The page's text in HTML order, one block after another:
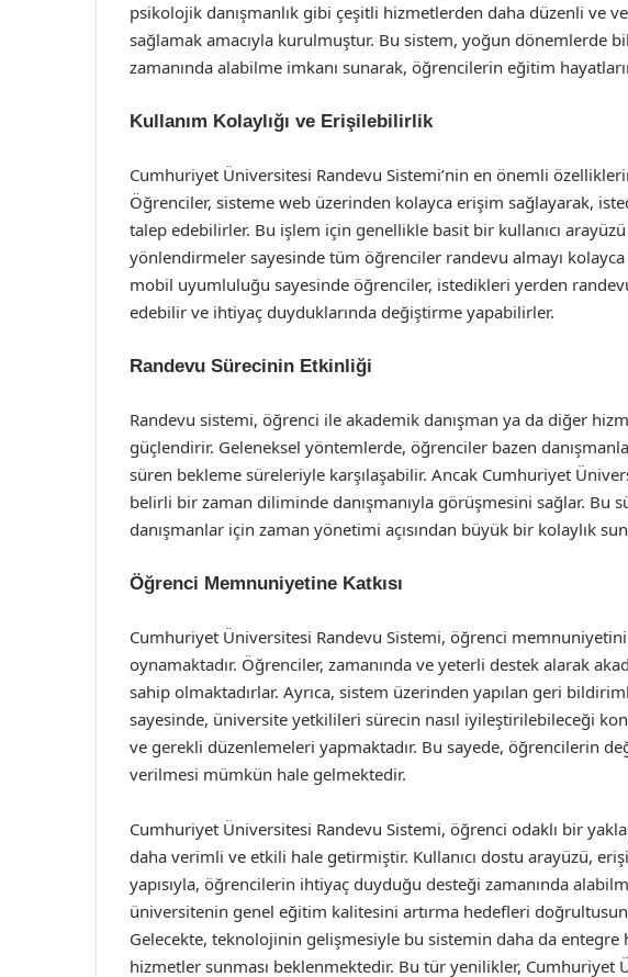
psikolojik danışmanlık gibi çeşitli hizmetlerden daha düzenli ve
sağlamak amacıyla kurulmuştur. Bu sistem, yoğun dönemlerde
zamanında alabilme imkanı sunarak, öğrencilerin eğitim
Kullanım Kolaylığı ve Erişilebilirlik
Cumhuriyet Üniversitesi Randevu Sistemi’nin en önemli
Öğrenciler, sisteme web üzerinden kolayca erişim sağlayarak,
talep edebilirler. Bu işlem için genellikle basit bir kullanıcı
yönlendirmeler sayesinde tüm öğrenciler randevu almayı
mobil uyumluluğu sayesinde öğrenciler, istedikleri yerden
edebilir ve ihtiyaç duyduklarında değiştirme yapabilirler.
Randevu Sürecinin Etkinliği
Randevu sistemi, öğrenci ile akademik danışman ya da diğer
güçlendirir. Geleneksel yöntemlerde, öğrenciler bazen
süren bekleme süreleriyle karşılaşabilir. Ancak Cumhuriyet
belirli bir zaman diliminde danışmanıyla görüşmesini sağlar. Bu
danışmanlar için zaman yönetimi açısından büyük bir kolaylık
Öğrenci Memnuniyetine Katkısı
Cumhuriyet Üniversitesi Randevu Sistemi, öğrenci
oynamaktadır. Öğrenciler, zamanında ve yeterli destek alarak
sahip olmaktadırlar. Ayrıca, sistem üzerinden yapılan geri
sayesinde, üniversite yetkilileri sürecin nasıl iyileştirilebileceği
ve gerekli düzenlemeleri yapmaktadır. Bu sayede, öğrencilerin
verilmesi mümkün hale gelmektedir.
Cumhuriyet Üniversitesi Randevu Sistemi, öğrenci odaklı bir
daha verimli ve etkili hale getirmiştir. Kullanıcı dostu arayüzü,
yapısıyla, öğrencilerin ihtiyaç duyduğu desteği zamanında
üniversitenin genel eğitim kalitesini artırma hedefleri
Gelecekte, teknolojinin gelişmesiyle bu sistemin daha da entegre
hizmetler sunması beklenmektedir. Bu tür yenilikler, Cumhuriyet